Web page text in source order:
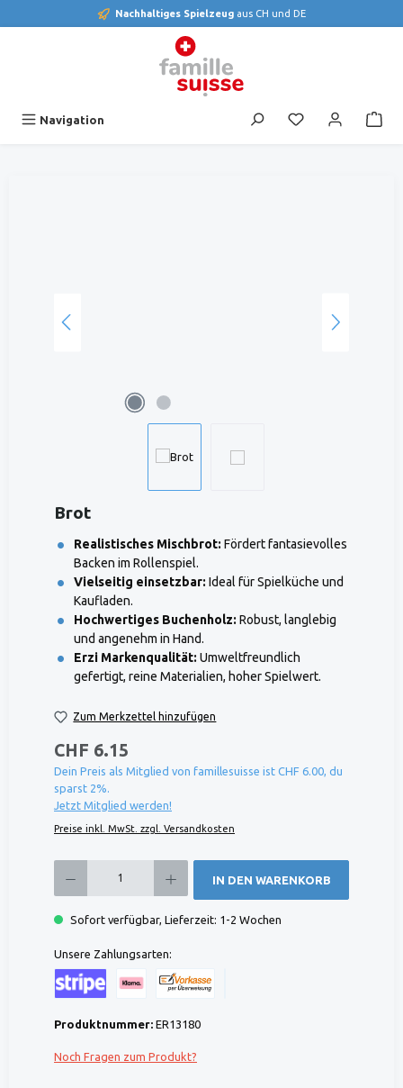
Nachhaltiges Spielzeug aus CH und DE
Navigation Du hast 0
Brot
Realistisches Mischbrot: Fördert fantasievolles
Backen im Rollenspiel.
Vielseitig einsetzbar: Ideal für Spielküche und
Kaufladen.
Hochwertiges Buchenholz: Robust, langlebig
und angenehm in Hand.
Erzi Markenqualität: Umweltfreundlich
gefertigt, reine Materialien, hoher Spielwert.
Zum Merkzettel hinzufügen
CHF 6.15
Dein Preis als Mitglied von famillesuisse ist CHF 6.00, du
sparst 2%.
Jetzt Mitglied werden!
Preise inkl. MwSt. zzgl. Versandkosten
IN DEN WARENKORB
Sofort verfügbar, Lieferzeit: 1-2 Wochen
Unsere Zahlungsarten:
Produktnummer: ER13180
Noch Fragen zum Produkt?